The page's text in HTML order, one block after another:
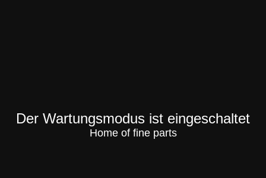
Der Wartungsmodus ist eingeschaltet
Home of fine parts